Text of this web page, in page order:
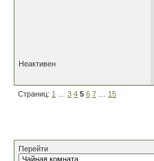
Неактивен
Страниц: 1 3 4 5 6 7 15
Перейти